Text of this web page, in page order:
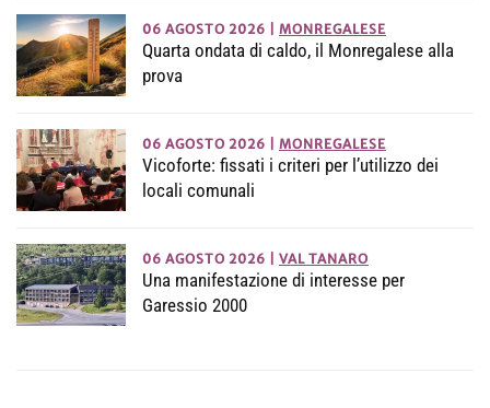
06 AGOSTO 2026 MONREGALESE
Quarta ondata di caldo, il Monregalese alla
prova
06 AGOSTO 2026 MONREGALESE
Vicoforte: fissati i criteri per l’utilizzo dei
locali comunali
06 AGOSTO 2026 VAL TANARO
Una manifestazione di interesse per
Garessio 2000